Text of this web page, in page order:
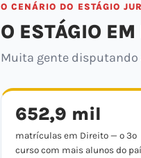
O CENÁRIO DO ESTÁGIO
O ESTÁGIO
Muita gente disputando
652,9 mil
matrículas em Direito — o 3º
curso com mais alunos do